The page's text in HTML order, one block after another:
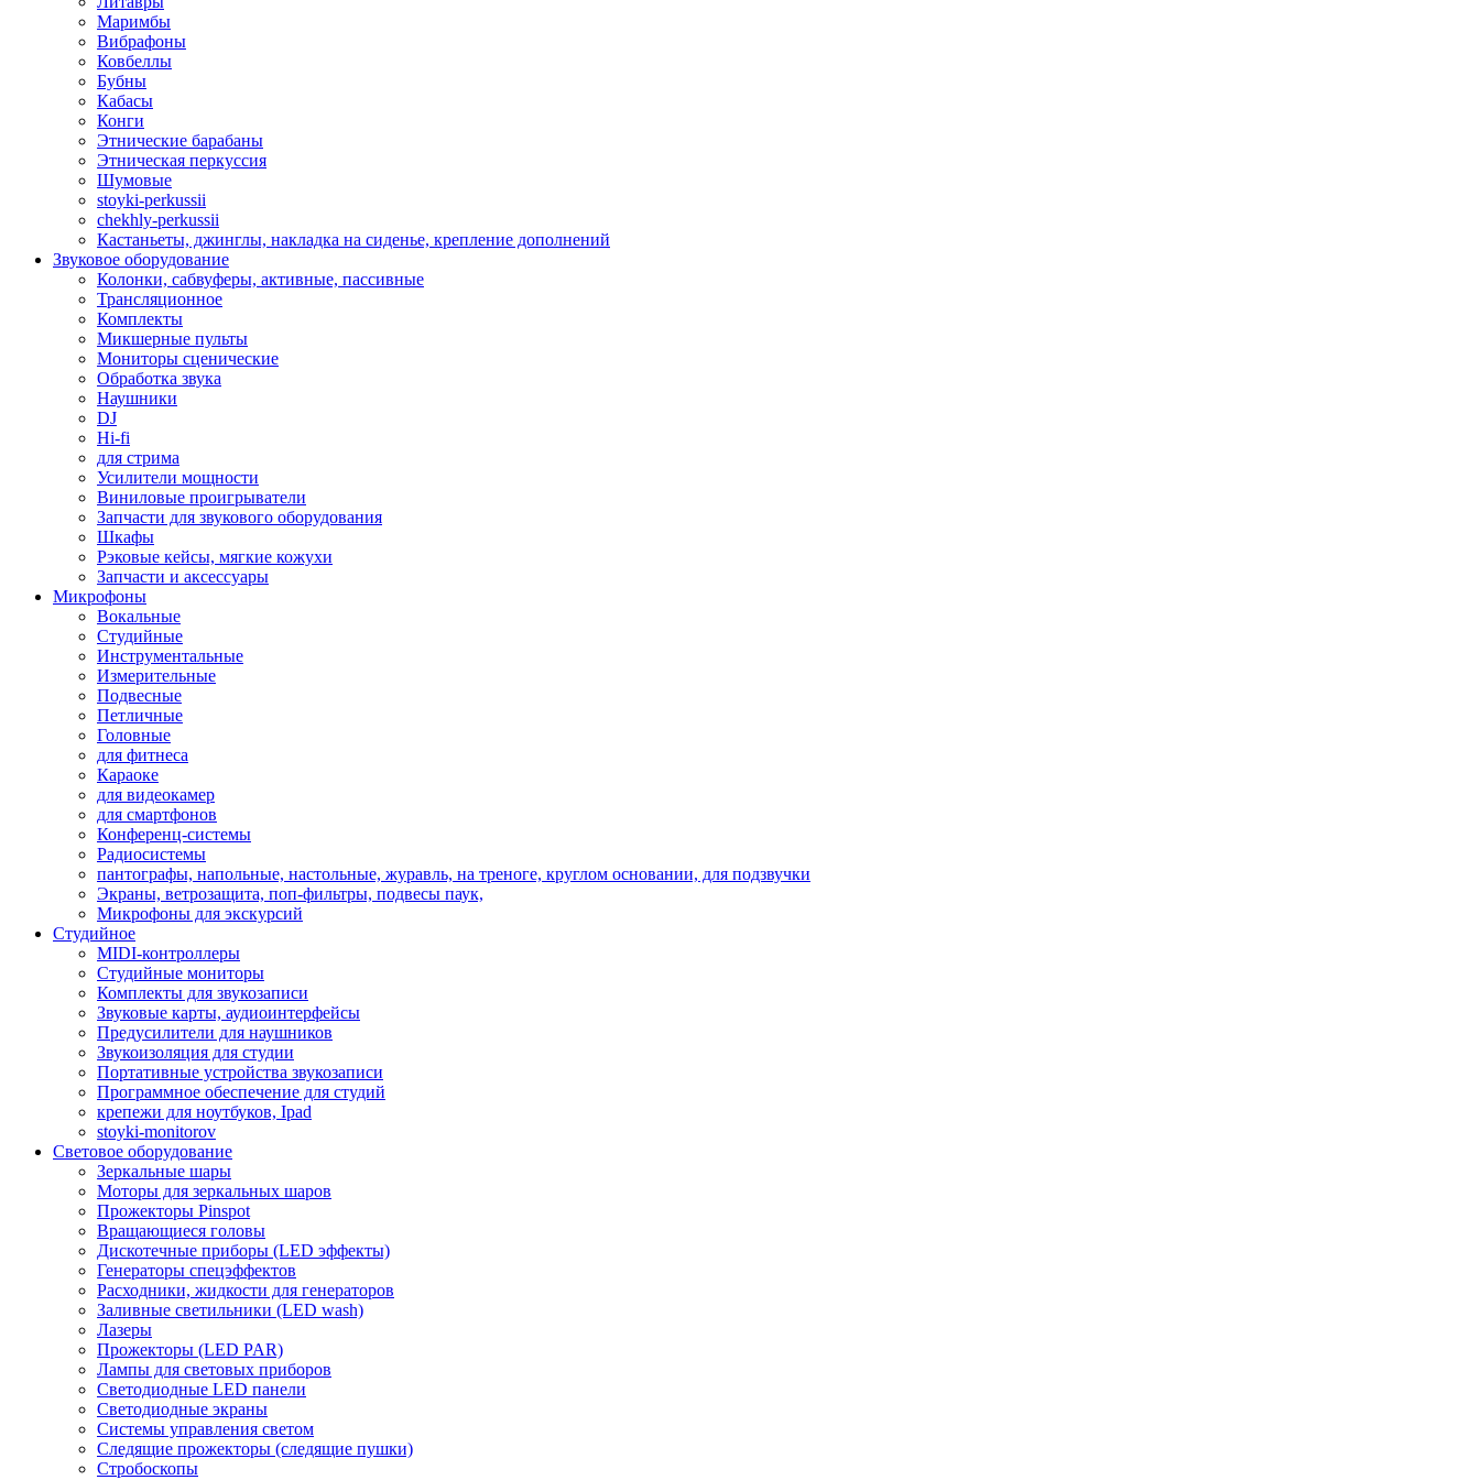
Маримбы
Вибрафоны
Ковбеллы
Бубны
Кабасы
Конги
Этнические барабаны
Этническая перкуссия
Шумовые
stoyki-perkussii
chekhly-perkussii
Кастаньеты, джинглы, накладка на сиденье, крепление дополнений
Звуковое оборудование
Колонки, сабвуферы, активные, пассивные
Трансляционное
Комплекты
Микшерные пульты
Мониторы сценические
Обработка звука
Наушники
DJ
Hi-fi
для стрима
Усилители мощности
Виниловые проигрыватели
Запчасти для звукового оборудования
Шкафы
Рэковые кейсы, мягкие кожухи
Запчасти и аксессуары
Микрофоны
Вокальные
Студийные
Инструментальные
Измерительные
Подвесные
Петличные
Головные
для фитнеса
Караоке
для видеокамер
для смартфонов
Конференц-системы
Радиосистемы
пантографы, напольные, настольные, журавль, на треноге, круглом основании, для подзвучки
Экраны, ветрозащита, поп-фильтры, подвесы паук,
Микрофоны для экскурсий
Студийное
MIDI-контроллеры
Студийные мониторы
Комплекты для звукозаписи
Звуковые карты, аудиоинтерфейсы
Предусилители для наушников
Звукоизоляция для студии
Портативные устройства звукозаписи
Программное обеспечение для студий
крепежи для ноутбуков, Ipad
stoyki-monitorov
Световое оборудование
Зеркальные шары
Моторы для зеркальных шаров
Прожекторы Pinspot
Вращающиеся головы
Дискотечные приборы (LED эффекты)
Генераторы спецэффектов
Расходники, жидкости для генераторов
Заливные светильники (LED wash)
Лазеры
Прожекторы (LED PAR)
Лампы для световых приборов
Светодиодные LED панели
Светодиодные экраны
Системы управления светом
Следящие прожекторы (следящие пушки)
Стробоскопы